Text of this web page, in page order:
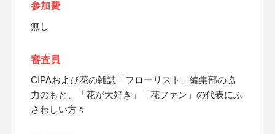
参加費
無し
審査員
CIPAおよび花の雑誌「フローリスト」編集部の協
力のもと、「花が大好き」「花ファン」の代表にふ
さわしい方々